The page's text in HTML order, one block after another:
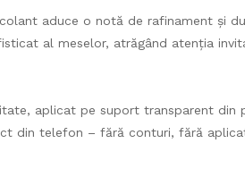
aduce o notă de rafinament și
al meselor, atrăgând atenția
aplicat pe suport transparent din
din telefon – fără conturi, fără